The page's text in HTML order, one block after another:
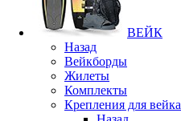
ВЕЙК
Назад
Вейкборды
Жилеты
Комплекты
Крепления для вейка